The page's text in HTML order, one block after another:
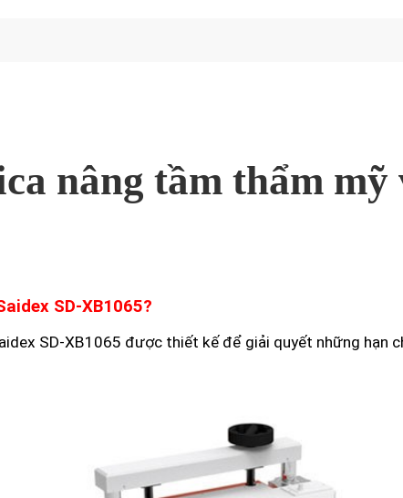
nâng tầm thẩm mỹ
SD-XB1065?
SD-XB1065 được thiết kế để giải quyết những hạn